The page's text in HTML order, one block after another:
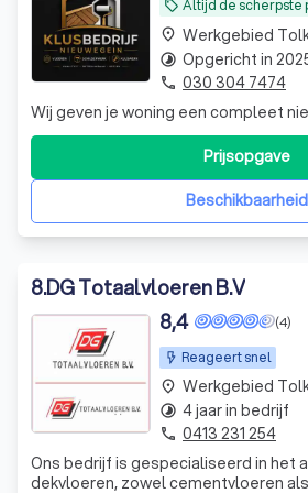
local_offer Altijd de scherpste
Wij geven je woning een compleet
Beschikbaarheid
Prijsopgave
place Werkgebied
timelapse Opgericht in
phone 030 304 7474
8.DG Totaalvloeren B.V
Reageert snel
(4)
8,4
Ons bedrijf is gespecialiseerd in het
dekvloeren, zowel cementvloeren
place Werkgebied
timelapse 4 jaar in bedrijf
phone 0413 231 254